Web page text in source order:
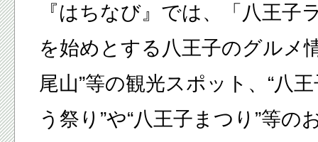
『はちなび』では、「八王子
を始めとする八王子のグルメ
尾山”等の観光スポット、“八
う祭り”や“八王子まつり”等の